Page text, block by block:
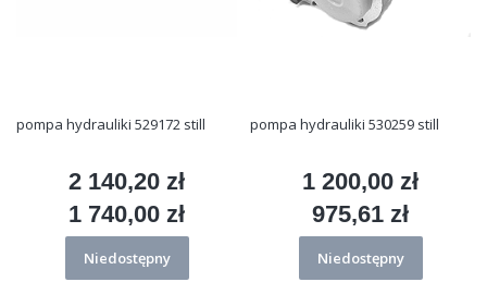
pompa hydrauliki 529172 still
Cena
2 140,20 zł
Cena
1 740,00 zł
Niedostępny
pompa hydrauliki 530259 still
Cena
1 200,00 zł
Cena
975,61 zł
Niedostępny